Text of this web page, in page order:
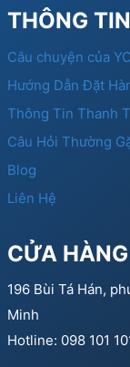
THÔNG TIN
Câu chuyện của
Hướng Dẫn Đặt
Thông Tin Thanh
Câu Hỏi Thường
Blog
Liên Hệ
CỬA HÀNG
196 Bùi Tá Hán,
Minh
Hotline: 098 101